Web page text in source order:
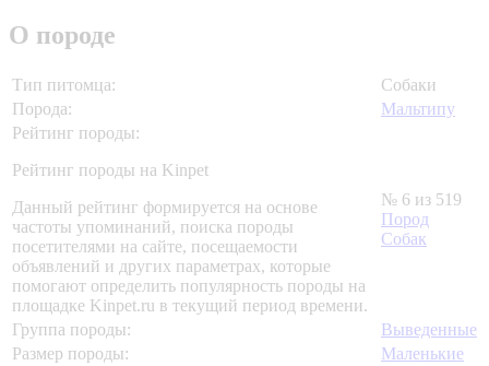
О породе
Тип питомца:
Собаки
Порода:
Мальтипу
Рейтинг породы:
Рейтинг породы на Kinpet
Данный рейтинг формируется на основе
частоты упоминаний, поиска породы
посетителями на сайте, посещаемости
объявлений и других параметрах, которые
помогают определить популярность породы на
площадке Kinpet.ru в текущий период времени.
№ 6 из 519
Пород
Собак
Группа породы:
Выведенные
Размер породы:
Маленькие